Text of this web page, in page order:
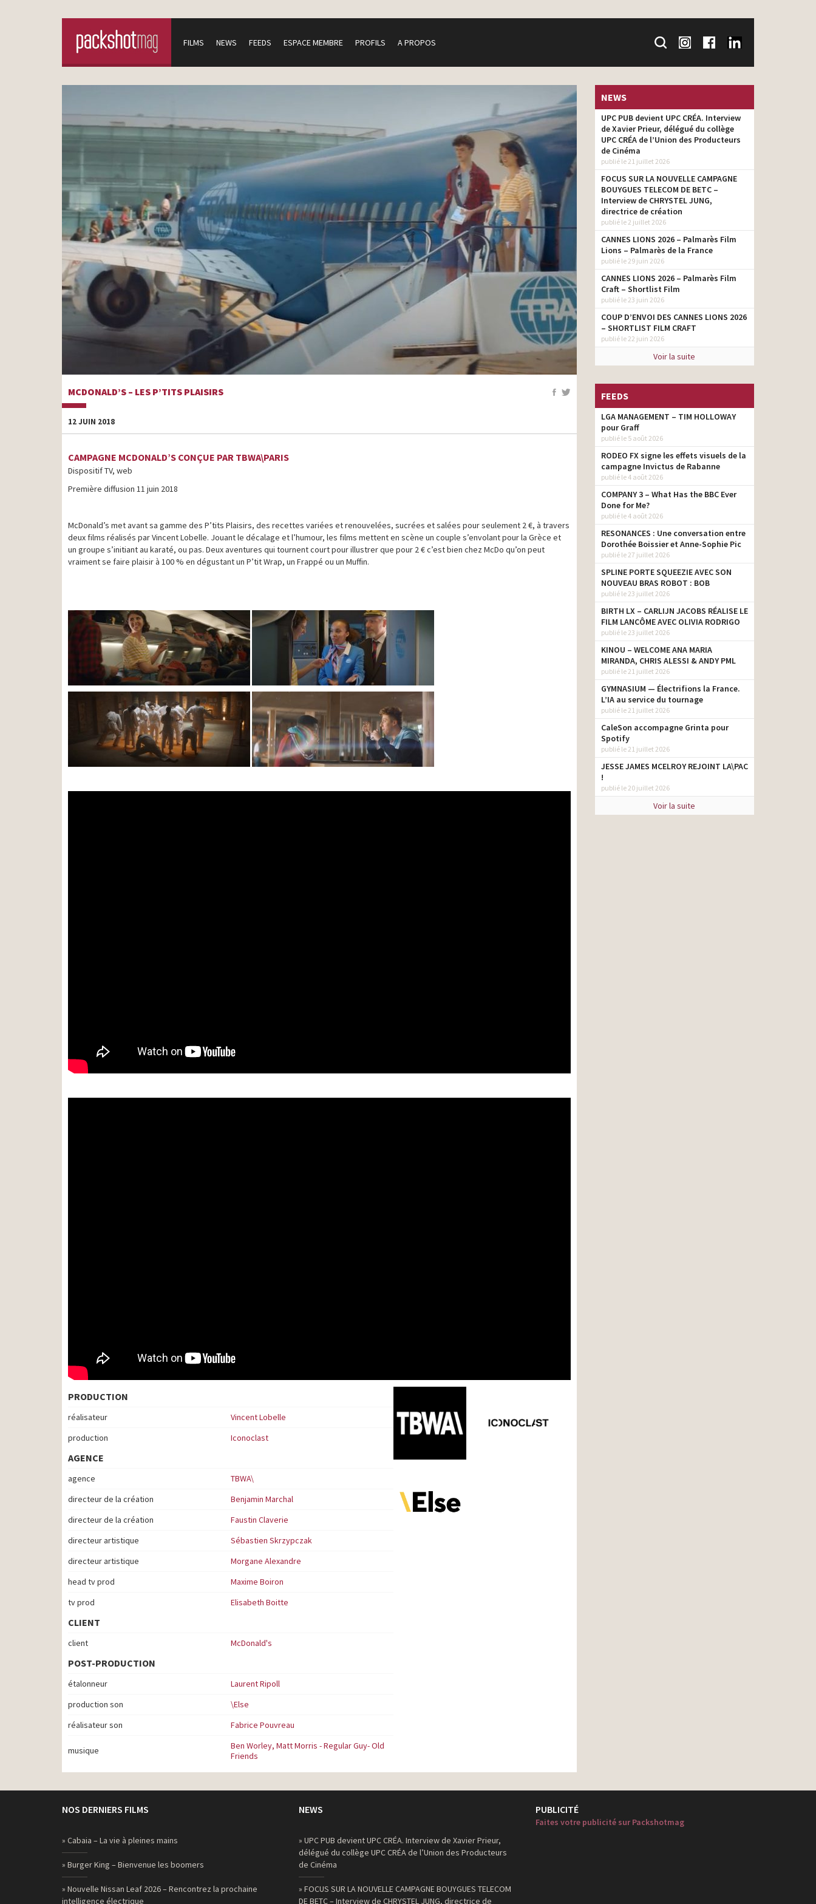
FILMS NEWS FEEDS ESPACE MEMBRE PROFILS A PROPOS
MCDONALD’S – LES P’TITS PLAISIRS
12 JUIN 2018
CAMPAGNE MCDONALD’S CONÇUE PAR TBWA\PARIS
Dispositif TV, web
Première diffusion 11 juin 2018
McDonald’s met avant sa gamme des P’tits Plaisirs, des recettes variées et renouvelées, sucrées et salées pour seulement 2 €, à travers
deux films réalisés par Vincent Lobelle. Jouant le décalage et l’humour, les films mettent en scène un couple s’envolant pour la Grèce et
un groupe s’initiant au karaté, ou pas. Deux aventures qui tournent court pour illustrer que pour 2 € c’est bien chez McDo qu’on peut
vraiment se faire plaisir à 100 % en dégustant un P’tit Wrap, un Frappé ou un Muffin.
PRODUCTION
réalisateur
Vincent Lobelle
production
Iconoclast
AGENCE
agence
TBWA\
directeur de la création
Benjamin Marchal
directeur de la création
Faustin Claverie
directeur artistique
Sébastien Skrzypczak
directeur artistique
Morgane Alexandre
head tv prod
Maxime Boiron
tv prod
Elisabeth Boitte
CLIENT
client McDonald's
POST-PRODUCTION
étalonneur
Laurent Ripoll
production son
\Else
réalisateur son
Fabrice Pouvreau
musique
Ben Worley, Matt Morris - Regular Guy- Old
Friends
NEWS
UPC PUB devient UPC CRÉA. Interview
de Xavier Prieur, délégué du collège
UPC CRÉA de l’Union des Producteurs
de Cinéma
publié le 21 juillet 2026
FOCUS SUR LA NOUVELLE CAMPAGNE
BOUYGUES TELECOM DE BETC –
Interview de CHRYSTEL JUNG,
directrice de création
publié le 2 juillet 2026
CANNES LIONS 2026 – Palmarès Film
Lions – Palmarès de la France
publié le 29 juin 2026
CANNES LIONS 2026 – Palmarès Film
Craft – Shortlist Film
publié le 23 juin 2026
COUP D’ENVOI DES CANNES LIONS 2026
– SHORTLIST FILM CRAFT
publié le 22 juin 2026
Voir la suite
FEEDS
LGA MANAGEMENT – TIM HOLLOWAY
pour Graff
publié le 5 août 2026
RODEO FX signe les effets visuels de la
campagne Invictus de Rabanne
publié le 4 août 2026
COMPANY 3 – What Has the BBC Ever
Done for Me?
publié le 4 août 2026
RESONANCES : Une conversation entre
Dorothée Boissier et Anne-Sophie Pic
publié le 27 juillet 2026
SPLINE PORTE SQUEEZIE AVEC SON
NOUVEAU BRAS ROBOT : BOB
publié le 23 juillet 2026
BIRTH LX – CARLIJN JACOBS RÉALISE LE
FILM LANCÔME AVEC OLIVIA RODRIGO
publié le 23 juillet 2026
KINOU – WELCOME ANA MARIA
MIRANDA, CHRIS ALESSI & ANDY PML
publié le 21 juillet 2026
GYMNASIUM — Électrifions la France.
L’IA au service du tournage
publié le 21 juillet 2026
CaleSon accompagne Grinta pour
Spotify
publié le 21 juillet 2026
JESSE JAMES MCELROY REJOINT LA\PAC
!
publié le 20 juillet 2026
Voir la suite
NOS DERNIERS FILMS
» Cabaia – La vie à pleines mains
» Burger King – Bienvenue les boomers
» Nouvelle Nissan Leaf 2026 – Rencontrez la prochaine
intelligence électrique
NEWS
» UPC PUB devient UPC CRÉA. Interview de Xavier Prieur,
délégué du collège UPC CRÉA de l’Union des Producteurs
de Cinéma
» FOCUS SUR LA NOUVELLE CAMPAGNE BOUYGUES TELECOM
DE BETC – Interview de CHRYSTEL JUNG, directrice de
PUBLICITÉ
Faites votre publicité sur Packshotmag